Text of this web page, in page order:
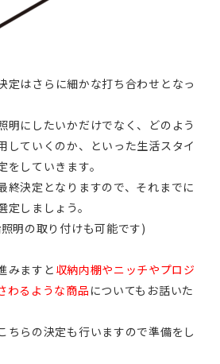
定はさらに細かな打ち合わせとなっ
明にしたいかだけでなく、どのよう
していくのか、といった生活スタイ
していきます。
終決定となりますので、それまでに
しましょう。
明の取り付けも可能です)
みますと 収納内棚やニッチやプロジ
わるような商品 についてもお話いた
ちらの決定も行いますので準備をし